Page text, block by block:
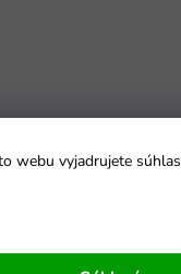
webu vyjadrujete